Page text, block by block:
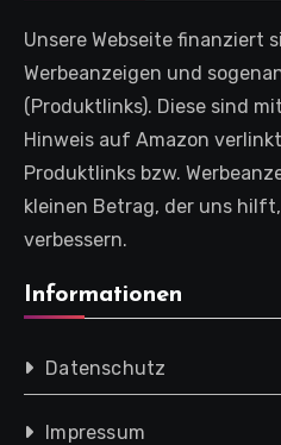
Unsere Webseite finanziert
Werbeanzeigen und
(Produktlinks). Diese sind
Hinweis auf Amazon
Produktlinks bzw.
kleinen Betrag, der uns
verbessern.
Informationen
Datenschutz
Impressum